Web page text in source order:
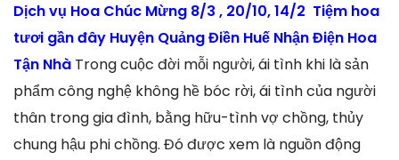
Dịch vụ Hoa Chúc Mừng 8/3 , 20/10, 14/2 Tiệm hoa
tươi gần đây Huyện Quảng Điền Huế Nhận Điện Hoa
Tận Nhà Trong cuộc đời mỗi người, ái tình khi là sản
phẩm công nghệ không hề bóc rời, ái tình của người
thân trong gia đình, bằng hữu-tình vợ chồng, thủy
chung hậu phi chồng. Đó được xem là nguồn động